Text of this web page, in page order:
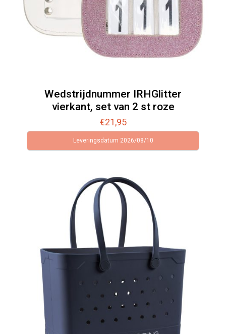
Wedstrijdnummer IRHGlitter
vierkant, set van 2 st roze
€21,95
Leveringsdatum 2026/08/10